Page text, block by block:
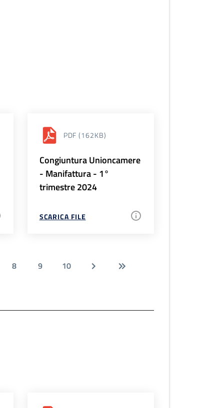
PDF (162KB)
Congiuntura Unioncamere
- Manifattura - 1°
trimestre 2024
SCARICA FILE
8 9 10